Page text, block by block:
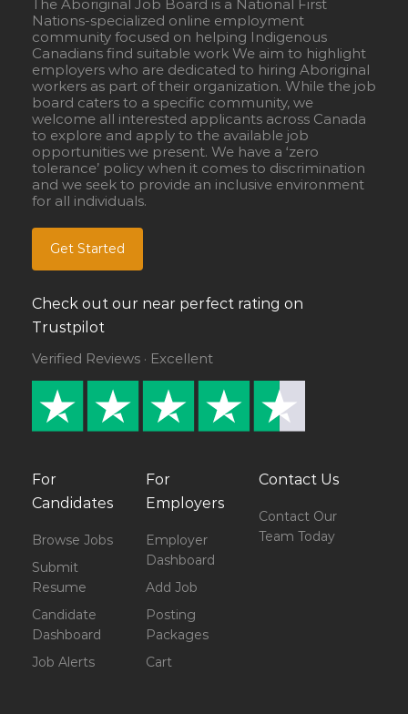
The Aboriginal Job Board is a National First
Nations-specialized online employment
community focused on helping Indigenous
Canadians find suitable work We aim to highlight
employers who are dedicated to hiring Aboriginal
workers as part of their organization. While the job
board caters to a specific community, we
welcome all interested applicants across Canada
to explore and apply to the available job
opportunities we present. We have a ‘zero
tolerance’ policy when it comes to discrimination
and we seek to provide an inclusive environment
for all individuals.
Get Started
Check out our near perfect rating on
Trustpilot
Verified Reviews · Excellent
For
Candidates
Browse Jobs
Submit
Resume
Candidate
Dashboard
Job Alerts
For
Employers
Employer
Dashboard
Add Job
Posting
Packages
Cart
Contact Us
Contact Our
Team Today